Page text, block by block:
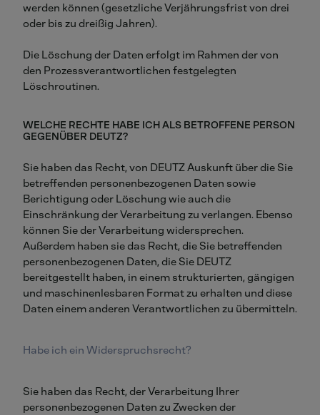
werden können (gesetzliche Verjährungsfrist von drei
oder bis zu dreißig Jahren).
Die Löschung der Daten erfolgt im Rahmen der von
den Prozessverantwortlichen festgelegten
Löschroutinen.
WELCHE RECHTE HABE ICH ALS BETROFFENE PERSON
GEGENÜBER DEUTZ?
Sie haben das Recht, von DEUTZ Auskunft über die Sie
betreffenden personenbezogenen Daten sowie
Berichtigung oder Löschung wie auch die
Einschränkung der Verarbeitung zu verlangen. Ebenso
können Sie der Verarbeitung widersprechen.
Außerdem haben sie das Recht, die Sie betreffenden
personenbezogenen Daten, die Sie DEUTZ
bereitgestellt haben, in einem strukturierten, gängigen
und maschinenlesbaren Format zu erhalten und diese
Daten einem anderen Verantwortlichen zu übermitteln.
Habe ich ein Widerspruchsrecht?
Sie haben das Recht, der Verarbeitung Ihrer
personenbezogenen Daten zu Zwecken der